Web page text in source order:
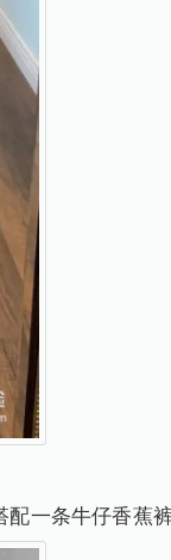
一条牛仔香蕉